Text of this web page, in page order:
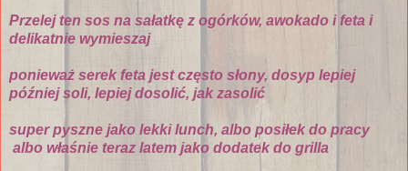
Przelej ten sos na sałatkę z ogórków, awokado i feta i
delikatnie wymieszaj
ponieważ serek feta jest często słony, dosyp lepiej
później soli, lepiej dosolić, jak zasolić
super pyszne jako lekki lunch, albo posiłek do pracy
albo właśnie teraz latem jako dodatek do grilla